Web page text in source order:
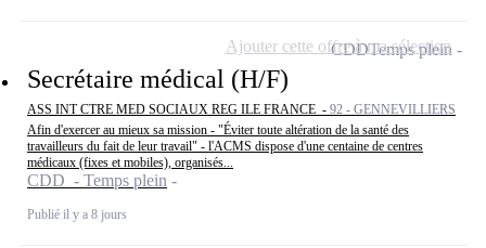
Secrétaire médical (H/F)
ASS INT CTRE MED SOCIAUX REG ILE FRANCE - 92 - GENNEVILLIERS
Afin d'exercer au mieux sa mission - "Éviter toute altération de la santé des
travailleurs du fait de leur travail" - l'ACMS dispose d'une centaine de centres
médicaux (fixes et mobiles), organisés...
CDD - Temps plein
Publié il y a 8 jours
CDDTemps plein
Ajouter cette offre à ma sélection